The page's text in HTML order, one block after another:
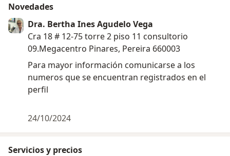
Novedades
Dra. Bertha Ines Agudelo Vega
Cra 18 # 12-75 torre 2 piso 11 consultorio
09.Megacentro Pinares, Pereira 660003
Para mayor información comunicarse a los
numeros que se encuentran registrados en el
perfil
24/10/2024
Servicios y precios